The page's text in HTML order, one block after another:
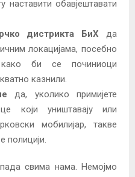
обавјештавати
дистрикта
БиХ да
локацијама, посебно
би се починиоци
казнили.
да, уколико примијете
који уништавају или
мобилијар, такве
полицији.
свима нама. Немојмо